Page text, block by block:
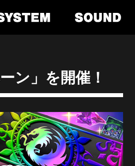
ン」を開催！